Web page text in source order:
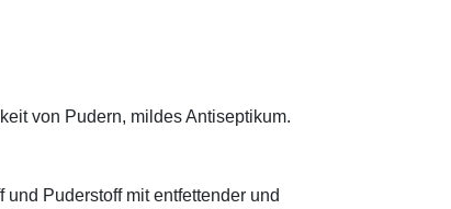
von Pudern, mildes Antiseptikum.
Puderstoff mit entfettender und